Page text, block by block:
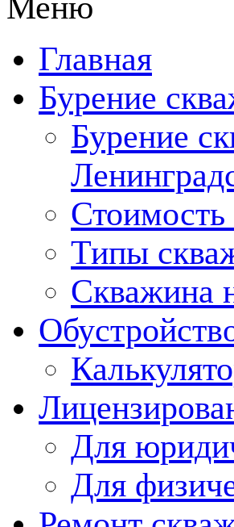
Главная
Бурение
Бурение
Типы
Скважина
Для
Для